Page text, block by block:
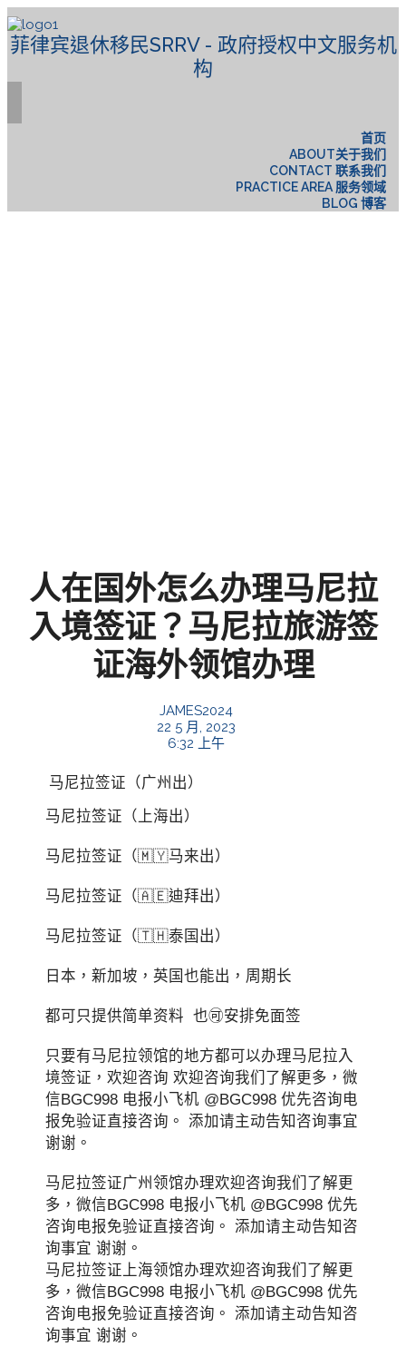
菲律宾退休移民SRRV - 政府授权中文服务机
构
首页
ABOUT关于我们
CONTACT 联系我们
PRACTICE AREA 服务领域
BLOG 博客
人在国外怎么办理马尼拉
入境签证？马尼拉旅游签
证海外领馆办理
JAMES2024
22 5 月, 2023
6:32 上午
马尼拉签证（广州出）
马尼拉签证（上海出）
马尼拉签证（🇲🇾马来出）
马尼拉签证（🇦🇪迪拜出）
马尼拉签证（🇹🇭泰国出）
日本，新加坡，英国也能出，周期长
都可只提供简单资料 也🉑️安排免面签
只要有马尼拉领馆的地方都可以办理马尼拉入
境签证，欢迎咨询 欢迎咨询我们了解更多，微
信BGC998 电报小飞机 @BGC998 优先咨询电
报免验证直接咨询。 添加请主动告知咨询事宜
谢谢。
马尼拉签证广州领馆办理欢迎咨询我们了解更
多，微信BGC998 电报小飞机 @BGC998 优先
咨询电报免验证直接咨询。 添加请主动告知咨
询事宜 谢谢。
马尼拉签证上海领馆办理欢迎咨询我们了解更
多，微信BGC998 电报小飞机 @BGC998 优先
咨询电报免验证直接咨询。 添加请主动告知咨
询事宜 谢谢。